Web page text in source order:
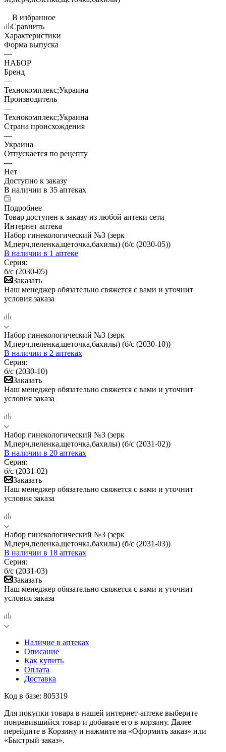
В избранное
Сравнить
Характеристики
Форма выпуска
—
НАБОР
Бренд
—
Технокомплекс;Украина
Производитель
—
Технокомплекс;Украина
Страна происхождения
—
Украина
Отпускается по рецепту
—
Нет
Доступно к заказу
В наличии в 35 аптеках
Подробнее
Товар доступен к заказу из любой аптеки сети
Интернет аптека
Набор гинекологический №3 (зерк
М,перч,пеленка,щеточка,бахилы) (б/с (2030-05))
В наличии в 1 аптеке
Серия:
б/с (2030-05)
Заказать
Наш менеджер обязательно свяжется с вами и уточнит
условия заказа
Набор гинекологический №3 (зерк
М,перч,пеленка,щеточка,бахилы) (б/с (2030-10))
В наличии в 2 аптеках
Серия:
б/с (2030-10)
Заказать
Наш менеджер обязательно свяжется с вами и уточнит
условия заказа
Набор гинекологический №3 (зерк
М,перч,пеленка,щеточка,бахилы) (б/с (2031-02))
В наличии в 20 аптеках
Серия:
б/с (2031-02)
Заказать
Наш менеджер обязательно свяжется с вами и уточнит
условия заказа
Набор гинекологический №3 (зерк
М,перч,пеленка,щеточка,бахилы) (б/с (2031-03))
В наличии в 18 аптеках
Серия:
б/с (2031-03)
Заказать
Наш менеджер обязательно свяжется с вами и уточнит
условия заказа
Наличие в аптеках
Описание
Как купить
Оплата
Доставка
Код в базе: 805319
Для покупки товара в нашей интернет-аптеке выберите
понравившийся товар и добавьте его в корзину. Далее
перейдите в Корзину и нажмите на «Оформить заказ» или
«Быстрый заказ».